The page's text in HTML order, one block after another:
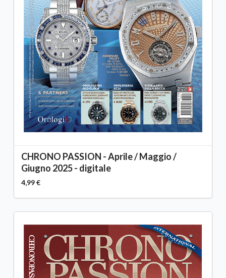
CHRONO PASSION - Aprile / Maggio /
Giugno 2025 - digitale
4,99 €